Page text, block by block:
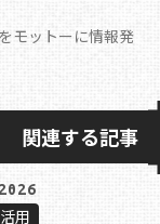
モットーに情報発
関連する記事
用